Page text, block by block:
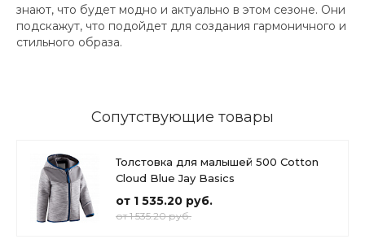
знают, что будет модно и актуально в этом сезоне. Они
подскажут, что подойдет для создания гармоничного и
стильного образа.
Сопутствующие товары
Толстовка для малышей 500 Cotton
Cloud Blue Jay Basics
от 1 535.20 руб.
от 1 535.20 руб.